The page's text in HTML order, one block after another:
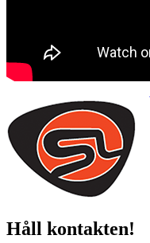
Håll kontakten!